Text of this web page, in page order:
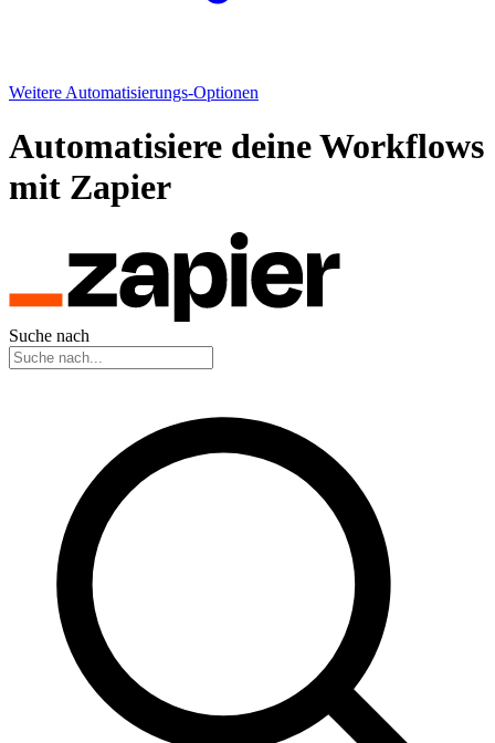
Weitere Automatisierungs-Optionen
Automatisiere deine Workflows
mit Zapier
Suche nach